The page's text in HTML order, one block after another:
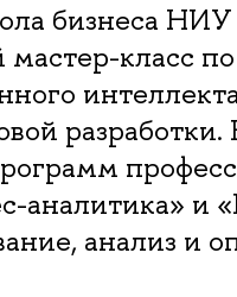
бизнеса
класс
аналитика» и
анализ и